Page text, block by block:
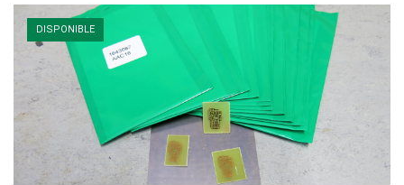
DISPONIBLE